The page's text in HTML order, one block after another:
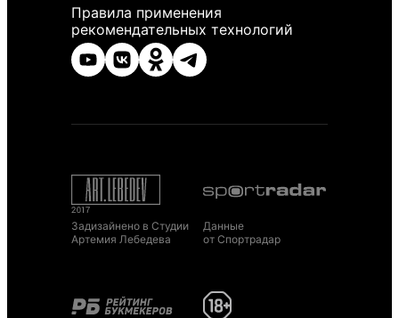
Правила применения
рекомендательных технологий
Задизайнено в Студии
Артемия Лебедева
Данные
от Спортрадар